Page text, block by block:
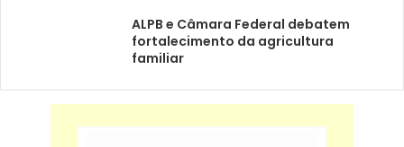
ALPB e Câmara Federal debatem
fortalecimento da agricultura
familiar